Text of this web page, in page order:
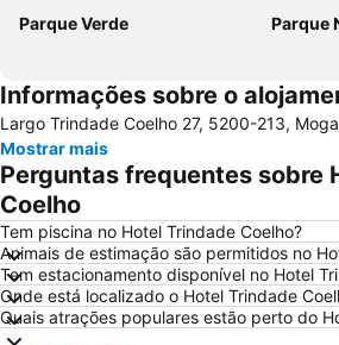
Parque Verde
Parque
Informações sobre o
Largo Trindade Coelho 27, 5200-213,
Mostrar mais
Perguntas frequentes sobre
Coelho
Tem piscina no Hotel Trindade Coelho?
Animais de estimação são permitidos no
Tem estacionamento disponível no Hotel
Onde está localizado o Hotel Trindade
Quais atrações populares estão perto do